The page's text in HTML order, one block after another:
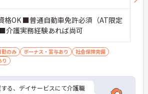
格OK ■普通自動車免許必須（AT限定
介護実務経験あれば尚可
勤のみ ボーナス・賞与あり
社会保険完備
り
る、デイサービスにて介護職